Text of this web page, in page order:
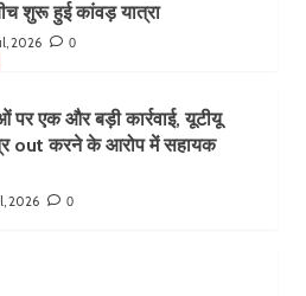
शुरू हुई कांवड़ यात्रा
2026 0
एक और बड़ी कार्रवाई, यूटीयू
out करने के आरोप में सहायक
2026 0